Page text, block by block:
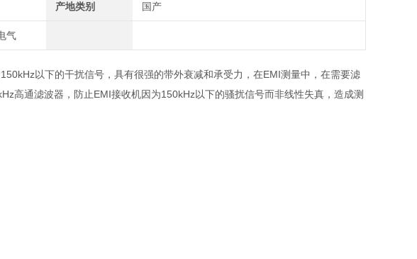
产地类别 国产
气
150kHz以下的干扰信号，具有很强的带外衰减和承受力，在EMI测量中，在需要滤
高通滤波器，防止EMI接收机因为150kHz以下的骚扰信号而非线性失真，造成测